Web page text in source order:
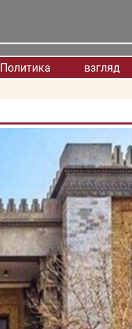
Политика взгляд